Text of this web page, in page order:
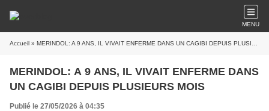
MENU
Accueil » MERINDOL: A 9 ANS, IL VIVAIT ENFERME DANS UN CAGIBI DEPUIS PLUSIEURS MOIS
MERINDOL: A 9 ANS, IL VIVAIT ENFERME DANS
UN CAGIBI DEPUIS PLUSIEURS MOIS
Publié le 27/05/2026 à 04:35